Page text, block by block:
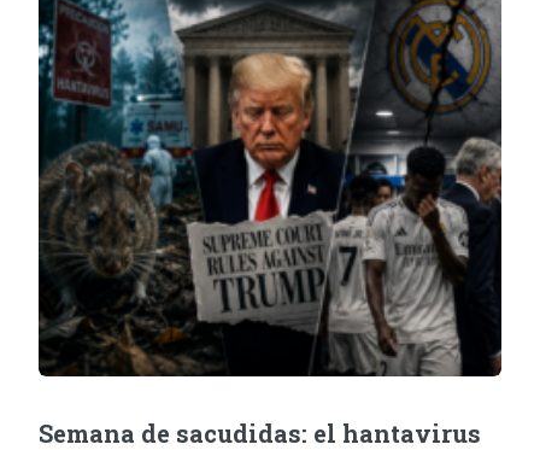
Semana de sacudidas: el hantavirus